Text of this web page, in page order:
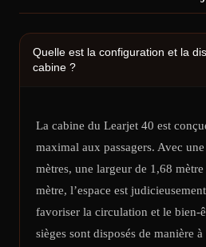
Quelle est la configuration et la
cabine ?
La cabine du Learjet 40 est
maximal aux passagers. Avec
mètres, une largeur de 1,68
mètre, l’espace est
favoriser la circulation et le bien-
sièges sont disposés de manière